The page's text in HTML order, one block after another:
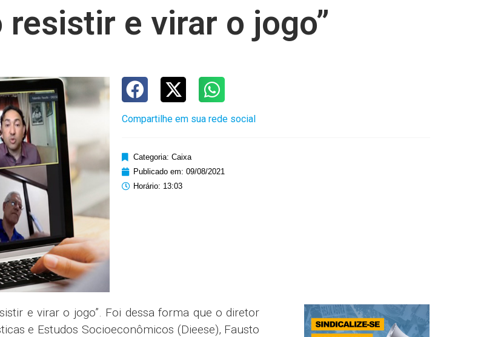
resistir e virar o jogo”
Compartilhe em sua rede social
Categoria: Caixa
Publicado em: 09/08/2021
Horário: 13:03
e virar o jogo”. Foi dessa forma que o diretor
e Estudos Socioeconômicos (Dieese), Fausto